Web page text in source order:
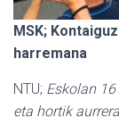
MSK;
harremana
NTU; Eskolan
eta hortik